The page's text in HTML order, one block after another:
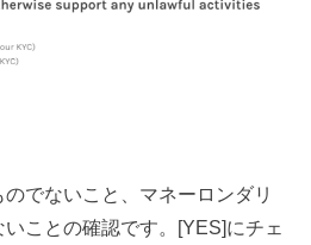
でないこと、マネーロンダリ
ことの確認です。[YES]にチェ